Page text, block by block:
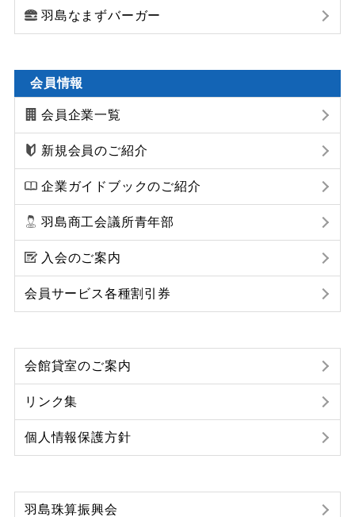
羽島なまずバーガー
会員情報
会員企業一覧
新規会員のご紹介
企業ガイドブックのご紹介
羽島商工会議所青年部
入会のご案内
会員サービス各種割引券
会館貸室のご案内
リンク集
個人情報保護方針
羽島珠算振興会